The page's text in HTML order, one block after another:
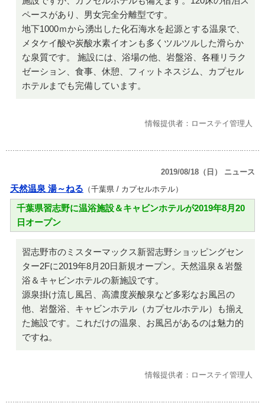
ペースがあり、男女完全分離型です。
地下1000ｍから湧出した化石海水を起源とする温泉で、
メタケイ酸や炭酸水素イオンも多くツルツルした滑らか
な泉質です。 施設には、浴場の他、岩盤浴、各種リラク
ゼーション、食事、休憩、フィットネスジム、カプセル
ホテルまでも完備しています。
情報提供者：ローステイ管理人
2019/08/18（日） ニュース
天然温泉 湯～ねる （千葉県 / カプセルホテル）
千葉県習志野に温浴施設＆キャビンホテルが2019年8月20
日オープン
習志野市のミスターマックス新習志野ショッピングセン
ター2Fに2019年8月20日新規オープン。天然温泉＆岩盤
浴＆キャビンホテルの新施設です。
源泉掛け流し風呂、高濃度炭酸泉など多彩なお風呂の
他、岩盤浴、キャビンホテル（カプセルホテル）も揃え
た施設です。これだけの温泉、お風呂があるのは魅力的
ですね。
情報提供者：ローステイ管理人